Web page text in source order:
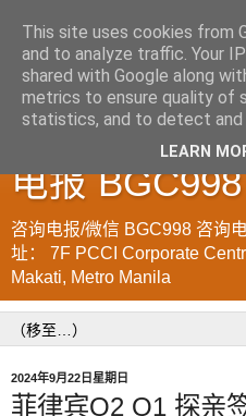
菲律宾
电报 BGC998
咨询电报/微信 BGC998 咨询
址： 7F PCCI Corporate
Makati, Metro Manila
2024年9月22日星期日
菲律宾Q2 Q1 探亲
This site uses cookies from
and to analyze traffic. Your
shared with Google along
metrics to ensure quality of
statistics, and to detect and
LEARN